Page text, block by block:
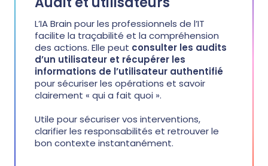
L’IA Brain pour les professionnels de l’IT
facilite la traçabilité et la compréhension
des actions. Elle peut consulter les audits
d’un utilisateur et récupérer les
informations de l’utilisateur authentifié
pour sécuriser les opérations et savoir
clairement « qui a fait quoi ».
Utile pour sécuriser vos interventions,
clarifier les responsabilités et retrouver le
bon contexte instantanément.